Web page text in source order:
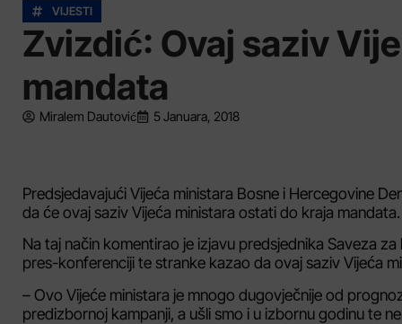
VIJESTI
Zvizdić: Ovaj saziv
mandata
Miralem Dautović 5 Januara, 2018
Predsjedavajući Vijeća ministara Bosne i Hercegovine
da će ovaj saziv Vijeća ministara ostati do kraja mandata.
Na taj način komentirao je izjavu predsjednika Saveza
pres-konferenciji te stranke kazao da ovaj saziv Vijeća
– Ovo Vijeće ministara je mnogo dugovječnije od
predizbornoj kampanji, a ušli smo i u izbornu godinu te